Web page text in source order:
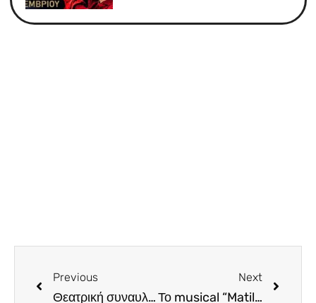
Previous
Θεατρική συναυλία “Χρώματα”, του Σάββα Χρυσοστόμου και Γιώργου Παπακωνσταντίνου, στο Θέατρο Ριάλτο
Next
Το musical “Matilda” ανεβαίνει στη σκηνή του Παττίχειου Θεάτρου Λεμεσού